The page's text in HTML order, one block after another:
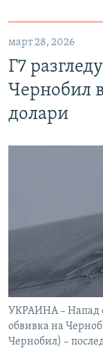
март 28, 2026
Г7
Чернобил
долари
УКРАИНА – Напад
обвивка на
Чернобил) –